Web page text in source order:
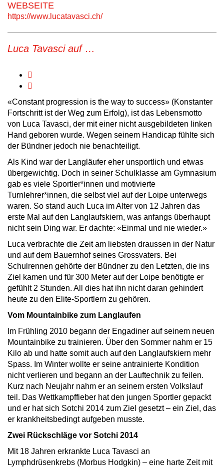
WEBSEITE
https://www.lucatavasci.ch/
Luca Tavasci auf …
«Constant progression is the way to success» (Konstanter
Fortschritt ist der Weg zum Erfolg), ist das Lebensmotto
von Luca Tavasci, der mit einer nicht ausgebildeten linken
Hand geboren wurde. Wegen seinem Handicap fühlte sich
der Bündner jedoch nie benachteiligt.
Als Kind war der Langläufer eher unsportlich und etwas
übergewichtig. Doch in seiner Schulklasse am Gymnasium
gab es viele Sportler*innen und motivierte
Turnlehrer*innen, die selbst viel auf der Loipe unterwegs
waren. So stand auch Luca im Alter von 12 Jahren das
erste Mal auf den Langlaufskiern, was anfangs überhaupt
nicht sein Ding war. Er dachte: «Einmal und nie wieder.»
Luca verbrachte die Zeit am liebsten draussen in der Natur
und auf dem Bauernhof seines Grossvaters. Bei
Schulrennen gehörte der Bündner zu den Letzten, die ins
Ziel kamen und für 300 Meter auf der Loipe benötigte er
gefühlt 2 Stunden. All dies hat ihn nicht daran gehindert
heute zu den Elite-Sportlern zu gehören.
Vom Mountainbike zum Langlaufen
Im Frühling 2010 begann der Engadiner auf seinem neuen
Mountainbike zu trainieren. Über den Sommer nahm er 15
Kilo ab und hatte somit auch auf den Langlaufskiern mehr
Spass. Im Winter wollte er seine antrainierte Kondition
nicht verlieren und begann an der Lauftechnik zu feilen.
Kurz nach Neujahr nahm er an seinem ersten Volkslauf
teil. Das Wettkampffieber hat den jungen Sportler gepackt
und er hat sich Sotchi 2014 zum Ziel gesetzt – ein Ziel, das
er krankheitsbedingt aufgeben musste.
Zwei Rückschläge vor Sotchi 2014
Mit 18 Jahren erkrankte Luca Tavasci an
Lymphdrüsenkrebs (Morbus Hodgkin) – eine harte Zeit mit